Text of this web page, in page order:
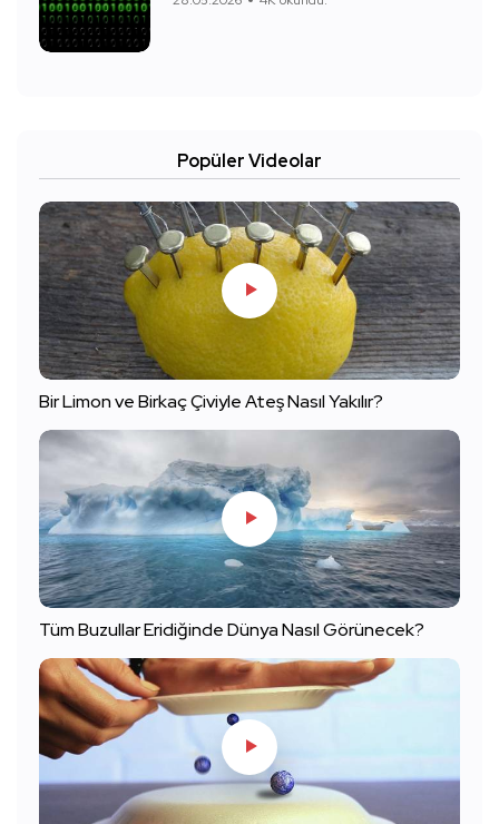
Popüler Videolar
Bir Limon ve Birkaç Çiviyle Ateş Nasıl Yakılır?
Tüm Buzullar Eridiğinde Dünya Nasıl Görünecek?